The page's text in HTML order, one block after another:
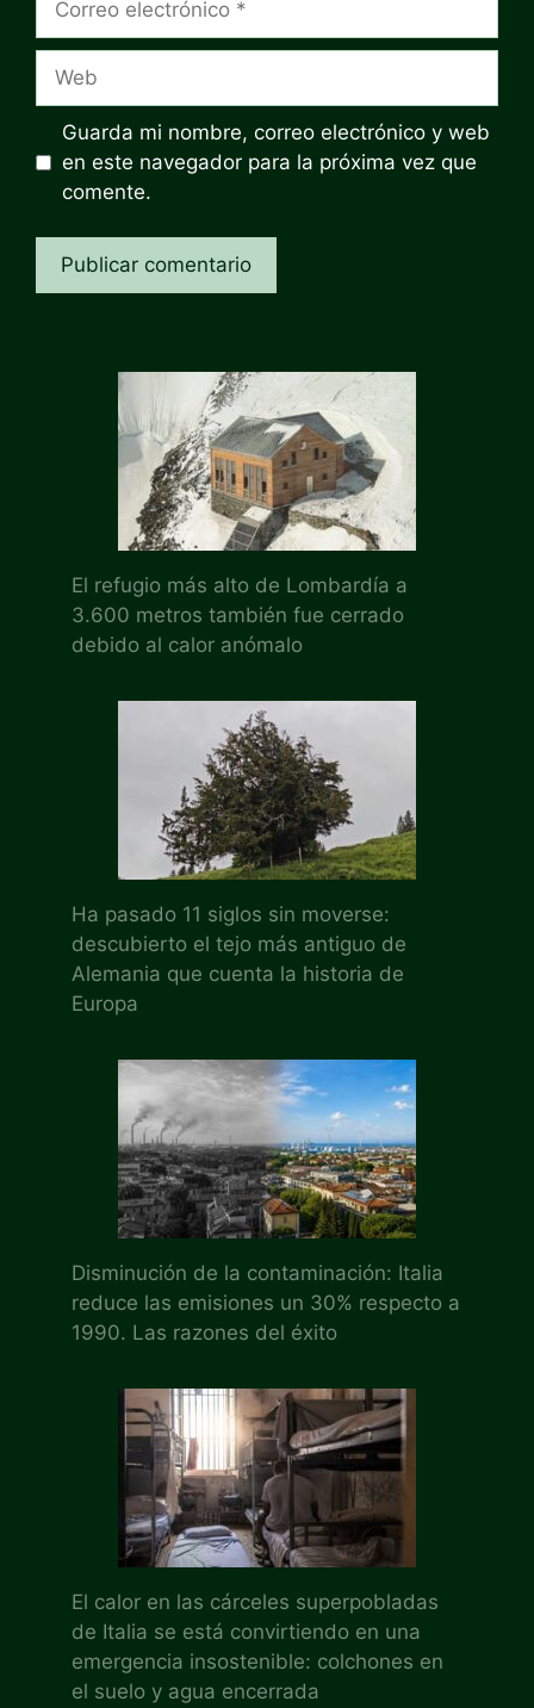
electrónico
Guarda mi nombre, correo electrónico y web
en este navegador para la próxima vez que
comente.
El refugio más alto de Lombardía a
3.600 metros también fue cerrado
debido al calor anómalo
Ha pasado 11 siglos sin moverse:
descubierto el tejo más antiguo de
Alemania que cuenta la historia de
Europa
Disminución de la contaminación: Italia
reduce las emisiones un 30% respecto a
1990. Las razones del éxito
El calor en las cárceles superpobladas
de Italia se está convirtiendo en una
emergencia insostenible: colchones en
el suelo y agua encerrada